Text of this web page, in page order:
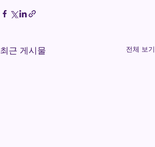
최근 게시물 전체 보기